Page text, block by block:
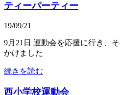
ティーパーティー
19/09/21
9月21日 運動会を応援に行き、
かけました
続きを読む
西小学校運動会